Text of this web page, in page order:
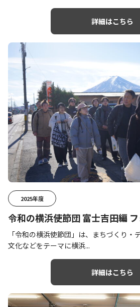
詳細はこちら
2025年度
令和の横浜使節団 富士吉田編
「令和の横浜使節団」は、まちづくり・
文化などをテーマに横浜...
詳細はこちら